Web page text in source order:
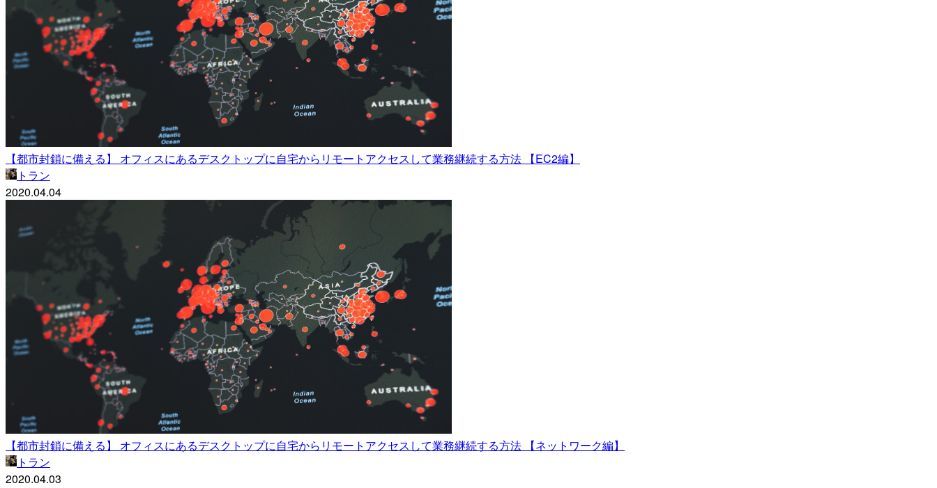
【都市封鎖に備える】 オフィスにあるデスクトップに自宅からリモートアクセスして業務継続する方法 【EC2編】
トラン
2020.04.04
【都市封鎖に備える】 オフィスにあるデスクトップに自宅からリモートアクセスして業務継続する方法 【ネットワーク編】
トラン
2020.04.03